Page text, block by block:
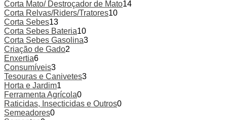
Corta Mato/ Destroçador de Mato14
Corta Relvas/Riders/Tratores10
Corta Sebes13
Corta Sebes Bateria10
Corta Sebes Gasolina3
Criação de Gado2
Enxertia6
Consumíveis3
Tesouras e Canivetes3
Horta e Jardim1
Ferramenta Agrícola0
Raticidas, Insecticidas e Outros0
Semeadores0